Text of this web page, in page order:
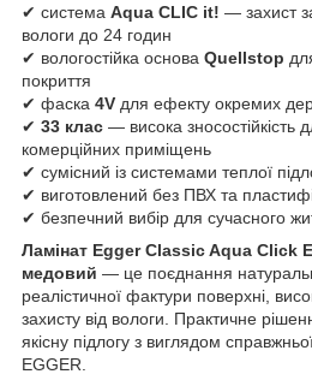
✔ система Aqua CLIC it! — захист
вологи до 24 годин
✔ вологостійка основа Quellstop
покриття
✔ фаска 4V для ефекту окремих
✔ 33 клас — висока зносостійкість
комерційних приміщень
✔ сумісний із системами теплої
✔ виготовлений без ПВХ та
✔ безпечний вибір для сучасного
Ламінат Egger Classic Aqua Click
медовий — це поєднання
реалістичної фактури поверхні,
захисту від вологи. Практичне
якісну підлогу з виглядом
EGGER.